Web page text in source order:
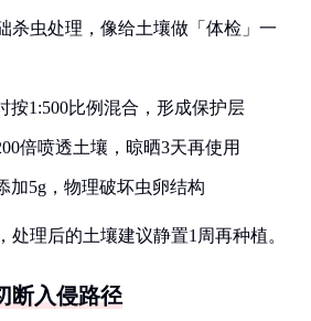
杀虫处理，像给土壤做「体检」一
按1:500比例混合，形成保护层
倍喷透土壤，晾晒3天再使用
加5g，物理破坏虫卵结构
处理后的土壤建议静置1周再种植。
断入侵路径